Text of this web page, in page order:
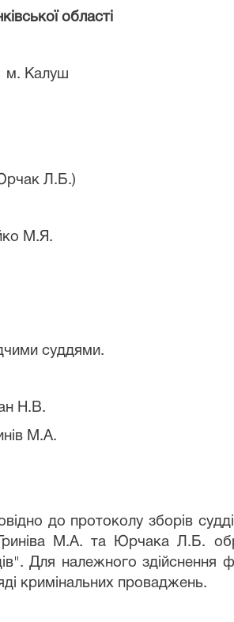
області
м. Калуш
Л.Б.)
М.Я.
суддями.
Н.В.
М.А.
до протоколу зборів
М.А. та Юрчака Л.Б.
Для належного здійснення
кримінальних проваджень.